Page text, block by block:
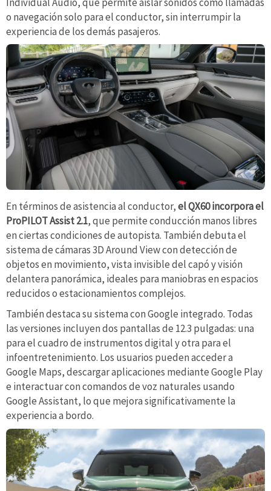
o navegación solo para el conductor, sin interrumpir la
experiencia de los demás pasajeros.
En términos de asistencia al conductor,el QX60 incorpora el
ProPILOT Assist 2.1, que permite conducción manos libres
en ciertas condiciones de autopista. También debuta el
sistema de cámaras 3D Around View con detección de
objetos en movimiento, vista invisible del capó y visión
delantera panorámica, ideales para maniobras en espacios
reducidos o estacionamientos complejos.
También destaca su sistema con Google integrado. Todas
las versiones incluyen dos pantallas de 12.3 pulgadas: una
para el cuadro de instrumentos digital y otra para el
infoentretenimiento. Los usuarios pueden acceder a
Google Maps, descargar aplicaciones mediante Google Play
e interactuar con comandos de voz naturales usando
Google Assistant, lo que mejora significativamente la
experiencia a bordo.